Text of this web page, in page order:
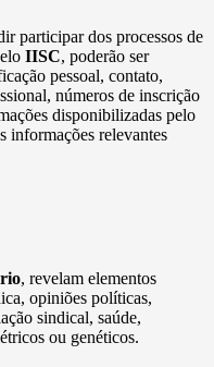
participar dos processos de
IISC, poderão ser
pessoal, contato,
números de inscrição
disponibilizadas pelo
informações relevantes
, revelam elementos
opiniões políticas,
sindical, saúde,
ou genéticos.